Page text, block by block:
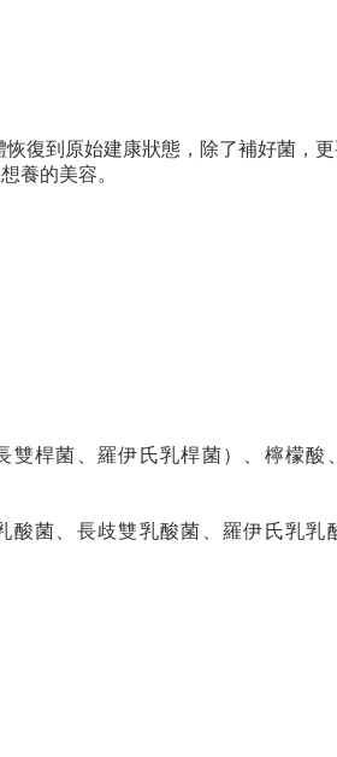
恢復到原始建康狀態，除了補好菌，
養的美容。
桿菌、羅伊氏乳桿菌）、檸檬酸
菌、長歧雙乳酸菌、羅伊氏乳乳